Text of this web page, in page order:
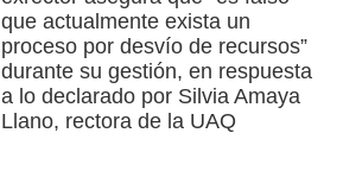
que actualmente exista un
proceso por desvío de recursos”
durante su gestión, en respuesta
a lo declarado por Silvia Amaya
Llano, rectora de la UAQ